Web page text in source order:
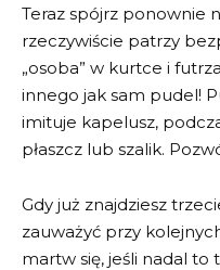
Teraz spójrz ponownie
rzeczywiście patrzy
„osoba” w kurtce i
innego jak sam pudel!
imituje kapelusz,
płaszcz lub szalik.
Gdy już znajdziesz
zauważyć przy
martw się, jeśli nadal